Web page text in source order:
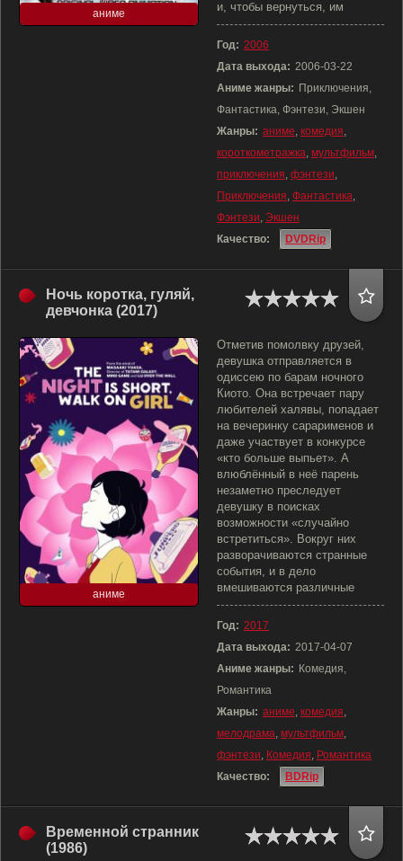
аниме
и, чтобы вернуться, им
Год: 2006
Дата выхода: 2006-03-22
Аниме жанры: Приключения,
Фантастика, Фэнтези, Экшен
Жанры: аниме, комедия,
короткометражка, мультфильм,
приключения, фэнтези,
Приключения, Фантастика,
Фэнтези, Экшен
Качество:
DVDRip
Ночь коротка, гуляй,
девчонка (2017)
аниме
Отметив помолвку друзей,
девушка отправляется в
одиссею по барам ночного
Киото. Она встречает пару
любителей халявы, попадает
на вечеринку сарарименов и
даже участвует в конкурсе
«кто больше выпьет». А
влюблённый в неё парень
незаметно преследует
девушку в поисках
возможности «случайно
встретиться». Вокруг них
разворачиваются странные
события, и в дело
вмешиваются различные
Год: 2017
Дата выхода: 2017-04-07
Аниме жанры: Комедия,
Романтика
Жанры: аниме, комедия,
мелодрама, мультфильм,
фэнтези, Комедия, Романтика
Качество:
BDRip
Временной странник
(1986)